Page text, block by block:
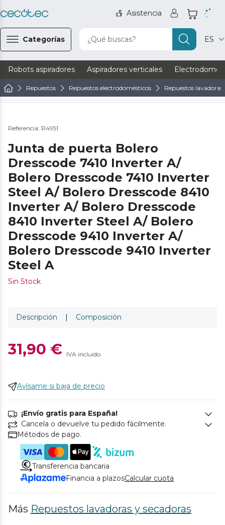
Asistencia
Categorías ¿Qué buscas? ES
Robots aspiradores Aspiradores verticales
Repuestos Repuestos electrodomésticos Repuestos lavadoras
Referencia: R4951
Junta de puerta Bolero
Dresscode 7410 Inverter A/
Bolero Dresscode 7410 Inverter
Steel A/ Bolero Dresscode 8410
Inverter A/ Bolero Dresscode
8410 Inverter Steel A/ Bolero
Dresscode 9410 Inverter A/
Bolero Dresscode 9410 Inverter
Steel A
Sin Stock
Descripción | Composición
31,90 € IVA incluido
Avísame si baja de precio
¡Envío gratis para España!
Cancela o devuelve tu pedido fácilmente.
Métodos de pago.
Transferencia bancaria
Financia a plazosCalcular cuota
Más Repuestos lavadoras y secadoras